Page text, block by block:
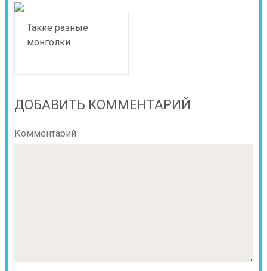
Такие разные
монголки
ДОБАВИТЬ КОММЕНТАРИЙ
Комментарий